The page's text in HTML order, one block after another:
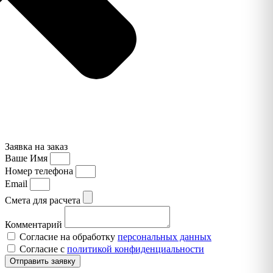
Заявка на заказ
Ваше Имя
Номер телефона
Email
Смета для расчета
Комментарий
Согласие на обработку персональных данных
Согласие с политикой конфиденциальности
Отправить заявку